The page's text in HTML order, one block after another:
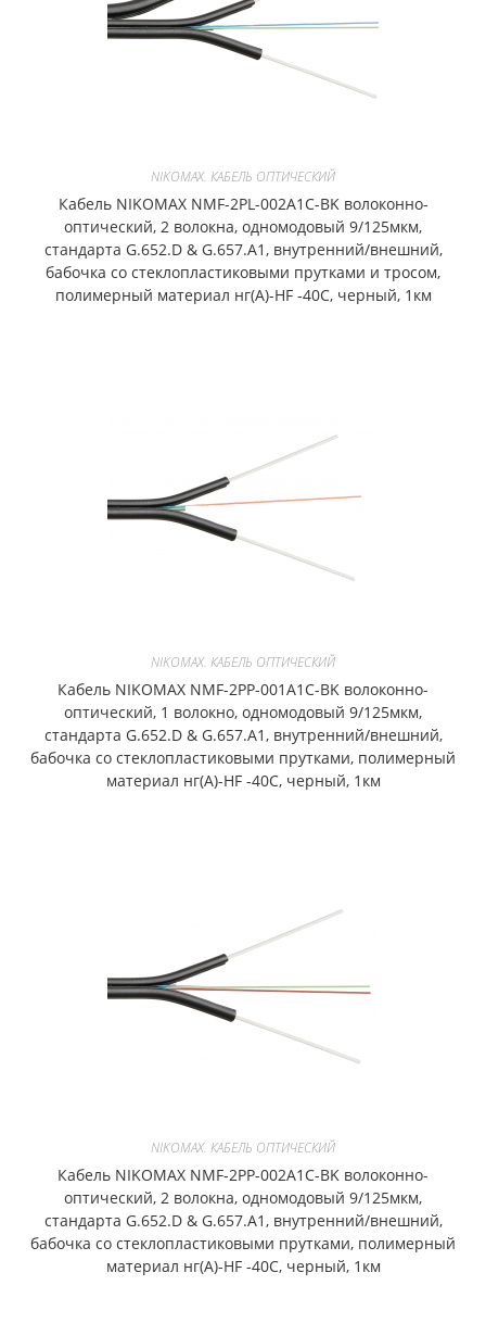
NIKOMAX. КАБЕЛЬ ОПТИЧЕСКИЙ
Кабель NIKOMAX NMF-2PL-002A1C-BK волоконно-
оптический, 2 волокна, одномодовый 9/125мкм,
стандарта G.652.D & G.657.A1, внутренний/внешний,
бабочка со стеклопластиковыми прутками и тросом,
полимерный материал нг(A)-HF -40C, черный, 1км
NIKOMAX. КАБЕЛЬ ОПТИЧЕСКИЙ
Кабель NIKOMAX NMF-2PP-001A1C-BK волоконно-
оптический, 1 волокно, одномодовый 9/125мкм,
стандарта G.652.D & G.657.A1, внутренний/внешний,
бабочка со стеклопластиковыми прутками, полимерный
материал нг(A)-HF -40C, черный, 1км
NIKOMAX. КАБЕЛЬ ОПТИЧЕСКИЙ
Кабель NIKOMAX NMF-2PP-002A1C-BK волоконно-
оптический, 2 волокна, одномодовый 9/125мкм,
стандарта G.652.D & G.657.A1, внутренний/внешний,
бабочка со стеклопластиковыми прутками, полимерный
материал нг(A)-HF -40C, черный, 1км